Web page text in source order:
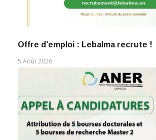
Offre d’emploi : Lebalma recrute !
5 Août 2026